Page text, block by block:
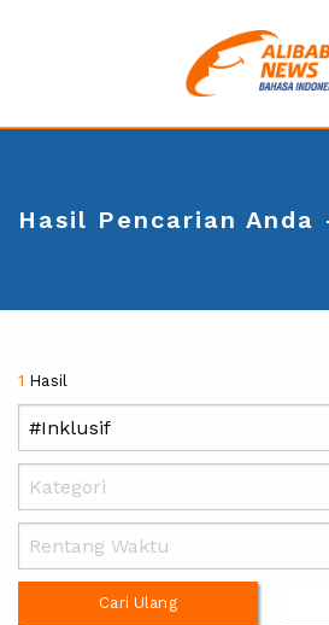
Hasil Pencarian Anda
1 Hasil
Cari Ulang